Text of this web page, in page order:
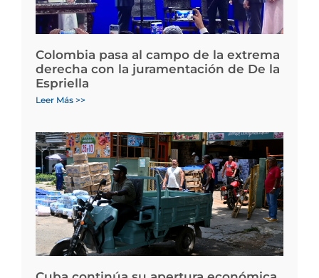
Colombia pasa al campo de la extrema
derecha con la juramentación de De la
Espriella
Leer Más >>